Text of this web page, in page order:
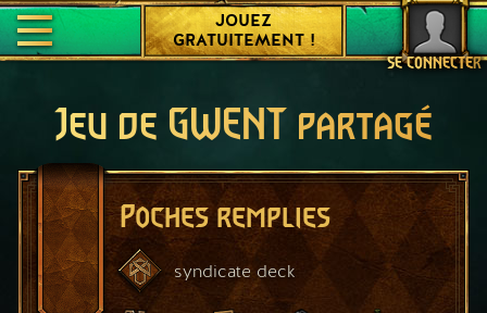
SE CONNECTER
JOUEZ
GRATUITEMENT !
Jeu de GWENT partagé
Poches remplies
syndicate deck